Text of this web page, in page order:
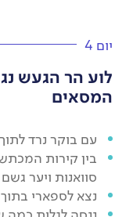
יום 4
לוע הר הגעש
המסאים
עם בוקר נרד
בין קירות
סוואנות ויער גשם
נצא לספארי